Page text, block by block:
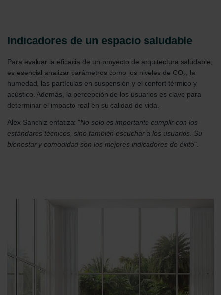
Indicadores de un espacio saludable
Para evaluar la eficacia de un proyecto de arquitectura saludable,
es esencial analizar parámetros como los niveles de CO2
, la
humedad, las partículas en suspensión y el confort térmico y
acústico. Además, la percepción de los usuarios es clave para
determinar el impacto real en su calidad de vida.
Alex Sanchiz enfatiza: "No solo es importante cumplir con los
estándares técnicos, sino también escuchar a los usuarios. Su
bienestar y comodidad son los mejores indicadores de éxito".